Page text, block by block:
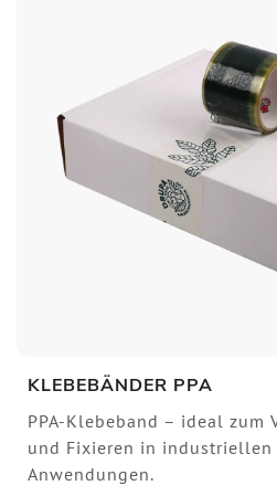
KLEBEBÄNDER PPA
PPA-Klebeband – ideal zum
und Fixieren in industriellen
Anwendungen.